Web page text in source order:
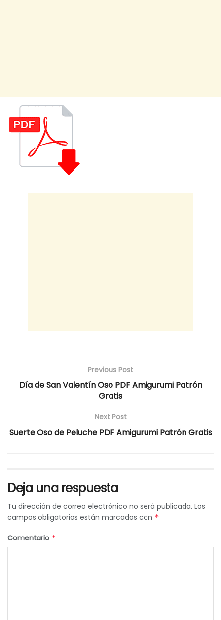
Previous Post
Día de San Valentín Oso PDF Amigurumi Patrón
Gratis
Next Post
Suerte Oso de Peluche PDF Amigurumi Patrón Gratis
Deja una respuesta
Tu dirección de correo electrónico no será publicada. Los
campos obligatorios están marcados con *
Comentario *